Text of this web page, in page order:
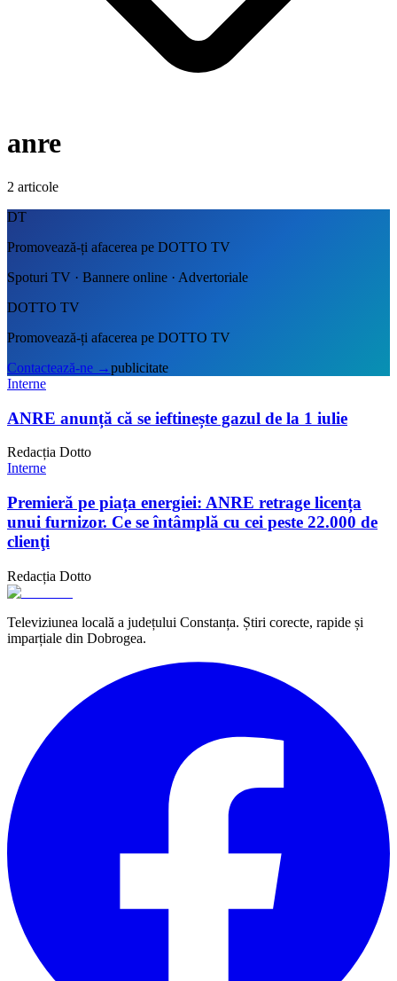
anre
2 articole
DT
Promovează-ți afacerea pe DOTTO TV
Spoturi TV · Bannere online · Advertoriale
DOTTO TV
Promovează-ți afacerea pe DOTTO TV
Contactează-ne →publicitate
Interne
ANRE anunță că se ieftinește gazul de la 1 iulie
Redacția Dotto
Interne
Premieră pe piața energiei: ANRE retrage licența
unui furnizor. Ce se întâmplă cu cei peste 22.000 de
clienţi
Redacția Dotto
Televiziunea locală a județului Constanța. Știri corecte, rapide și
imparțiale din Dobrogea.